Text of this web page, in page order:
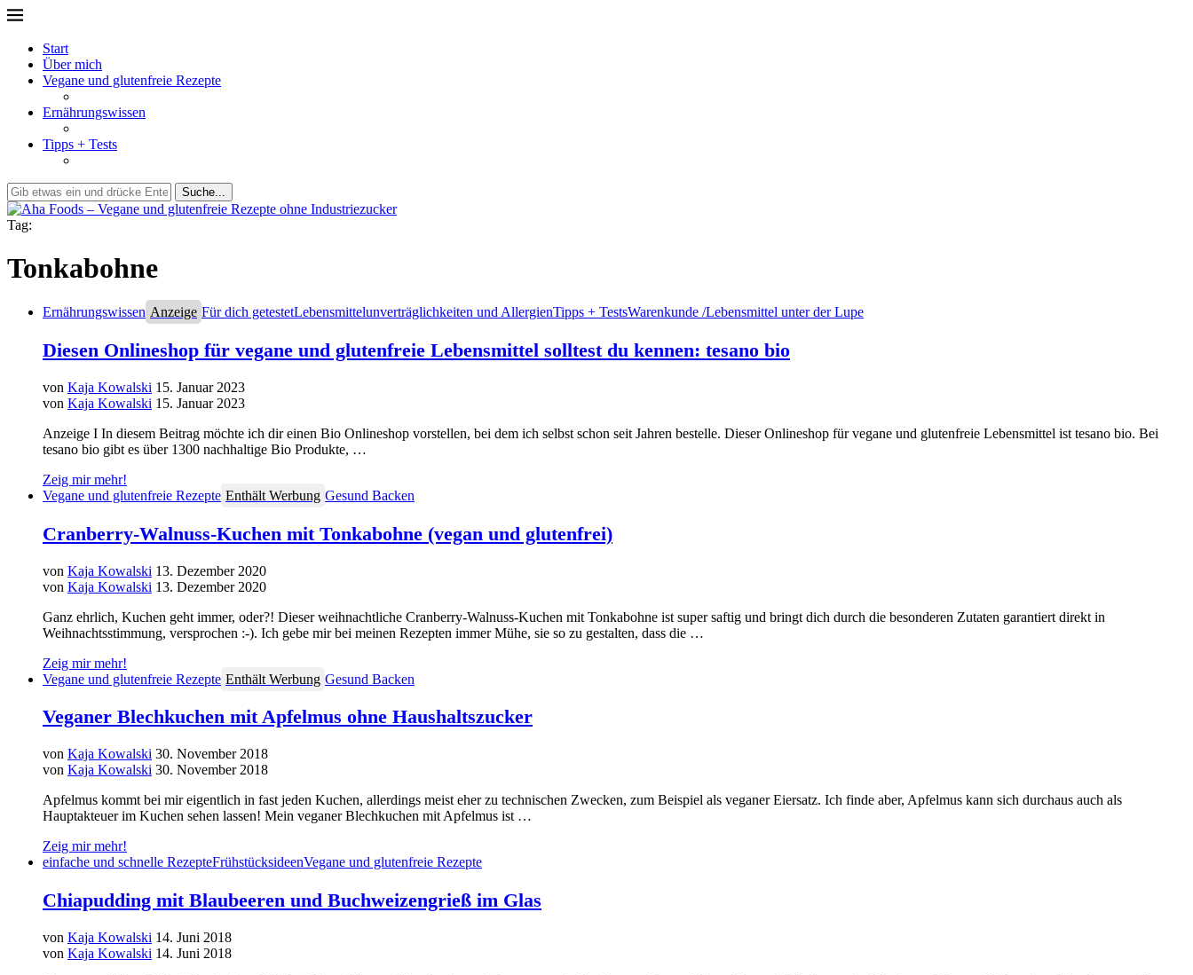
Start
Über mich
Vegane und glutenfreie Rezepte
Ernährungswissen
Tipps + Tests
Suche...
Tag:
Tonkabohne
Ernährungswissen Anzeige Für dich getestetLebensmittelunverträglichkeiten und AllergienTipps + TestsWarenkunde /Lebensmittel unter der Lupe
Diesen Onlineshop für vegane und glutenfreie Lebensmittel solltest du kennen: tesano bio
von Kaja Kowalski 15. Januar 2023
von Kaja Kowalski 15. Januar 2023
Anzeige I In diesem Beitrag möchte ich dir einen Bio Onlineshop vorstellen, bei dem ich selbst schon seit Jahren bestelle. Dieser Onlineshop für vegane und glutenfreie Lebensmittel ist tesano bio. Bei
tesano bio gibt es über 1300 nachhaltige Bio Produkte, …
Zeig mir mehr!
Vegane und glutenfreie Rezepte Enthält Werbung Gesund Backen
Cranberry-Walnuss-Kuchen mit Tonkabohne (vegan und glutenfrei)
von Kaja Kowalski 13. Dezember 2020
von Kaja Kowalski 13. Dezember 2020
Ganz ehrlich, Kuchen geht immer, oder?! Dieser weihnachtliche Cranberry-Walnuss-Kuchen mit Tonkabohne ist super saftig und bringt dich durch die besonderen Zutaten garantiert direkt in
Weihnachtsstimmung, versprochen :-). Ich gebe mir bei meinen Rezepten immer Mühe, sie so zu gestalten, dass die …
Zeig mir mehr!
Vegane und glutenfreie Rezepte Enthält Werbung Gesund Backen
Veganer Blechkuchen mit Apfelmus ohne Haushaltszucker
von Kaja Kowalski 30. November 2018
von Kaja Kowalski 30. November 2018
Apfelmus kommt bei mir eigentlich in fast jeden Kuchen, allerdings meist eher zu technischen Zwecken, zum Beispiel als veganer Eiersatz. Ich finde aber, Apfelmus kann sich durchaus auch als
Hauptakteuer im Kuchen sehen lassen! Mein veganer Blechkuchen mit Apfelmus ist …
Zeig mir mehr!
einfache und schnelle RezepteFrühstücksideenVegane und glutenfreie Rezepte
Chiapudding mit Blaubeeren und Buchweizengrieß im Glas
von Kaja Kowalski 14. Juni 2018
von Kaja Kowalski 14. Juni 2018